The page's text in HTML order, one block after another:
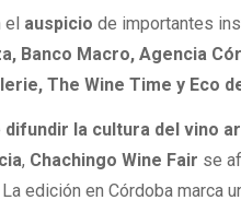
auspicio de importantes
Banco Macro, Agencia
The Wine Time y Eco
difundir la cultura del vino
, Chachingo Wine Fair se
edición en Córdoba marca